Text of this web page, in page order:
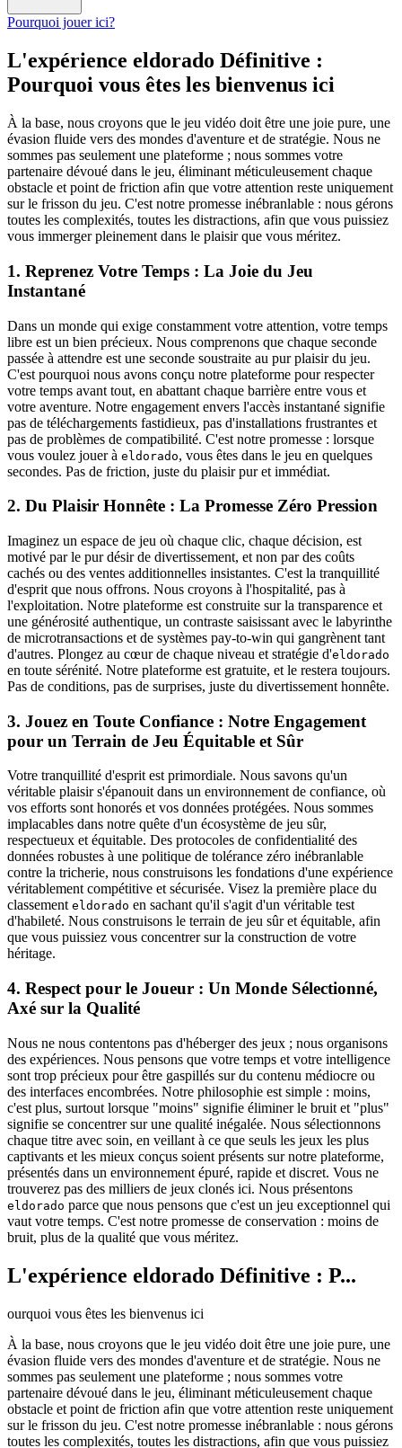
Pourquoi jouer ici?
L'expérience eldorado Définitive :
Pourquoi vous êtes les bienvenus ici
À la base, nous croyons que le jeu vidéo doit être une joie pure, une
évasion fluide vers des mondes d'aventure et de stratégie. Nous ne
sommes pas seulement une plateforme ; nous sommes votre
partenaire dévoué dans le jeu, éliminant méticuleusement chaque
obstacle et point de friction afin que votre attention reste uniquement
sur le frisson du jeu. C'est notre promesse inébranlable : nous gérons
toutes les complexités, toutes les distractions, afin que vous puissiez
vous immerger pleinement dans le plaisir que vous méritez.
1. Reprenez Votre Temps : La Joie du Jeu
Instantané
Dans un monde qui exige constamment votre attention, votre temps
libre est un bien précieux. Nous comprenons que chaque seconde
passée à attendre est une seconde soustraite au pur plaisir du jeu.
C'est pourquoi nous avons conçu notre plateforme pour respecter
votre temps avant tout, en abattant chaque barrière entre vous et
votre aventure. Notre engagement envers l'accès instantané signifie
pas de téléchargements fastidieux, pas d'installations frustrantes et
pas de problèmes de compatibilité. C'est notre promesse : lorsque
vous voulez jouer à eldorado, vous êtes dans le jeu en quelques
secondes. Pas de friction, juste du plaisir pur et immédiat.
2. Du Plaisir Honnête : La Promesse Zéro Pression
Imaginez un espace de jeu où chaque clic, chaque décision, est
motivé par le pur désir de divertissement, et non par des coûts
cachés ou des ventes additionnelles insistantes. C'est la tranquillité
d'esprit que nous offrons. Nous croyons à l'hospitalité, pas à
l'exploitation. Notre plateforme est construite sur la transparence et
une générosité authentique, un contraste saisissant avec le labyrinthe
de microtransactions et de systèmes pay-to-win qui gangrènent tant
d'autres. Plongez au cœur de chaque niveau et stratégie d'eldorado
en toute sérénité. Notre plateforme est gratuite, et le restera toujours.
Pas de conditions, pas de surprises, juste du divertissement honnête.
3. Jouez en Toute Confiance : Notre Engagement
pour un Terrain de Jeu Équitable et Sûr
Votre tranquillité d'esprit est primordiale. Nous savons qu'un
véritable plaisir s'épanouit dans un environnement de confiance, où
vos efforts sont honorés et vos données protégées. Nous sommes
implacables dans notre quête d'un écosystème de jeu sûr,
respectueux et équitable. Des protocoles de confidentialité des
données robustes à une politique de tolérance zéro inébranlable
contre la tricherie, nous construisons les fondations d'une expérience
véritablement compétitive et sécurisée. Visez la première place du
classement eldorado en sachant qu'il s'agit d'un véritable test
d'habileté. Nous construisons le terrain de jeu sûr et équitable, afin
que vous puissiez vous concentrer sur la construction de votre
héritage.
4. Respect pour le Joueur : Un Monde Sélectionné,
Axé sur la Qualité
Nous ne nous contentons pas d'héberger des jeux ; nous organisons
des expériences. Nous pensons que votre temps et votre intelligence
sont trop précieux pour être gaspillés sur du contenu médiocre ou
des interfaces encombrées. Notre philosophie est simple : moins,
c'est plus, surtout lorsque "moins" signifie éliminer le bruit et "plus"
signifie se concentrer sur une qualité inégalée. Nous sélectionnons
chaque titre avec soin, en veillant à ce que seuls les jeux les plus
captivants et les mieux conçus soient présents sur notre plateforme,
présentés dans un environnement épuré, rapide et discret. Vous ne
trouverez pas des milliers de jeux clonés ici. Nous présentons
eldorado parce que nous pensons que c'est un jeu exceptionnel qui
vaut votre temps. C'est notre promesse de conservation : moins de
bruit, plus de la qualité que vous méritez.
L'expérience eldorado Définitive : P...
ourquoi vous êtes les bienvenus ici
À la base, nous croyons que le jeu vidéo doit être une joie pure, une
évasion fluide vers des mondes d'aventure et de stratégie. Nous ne
sommes pas seulement une plateforme ; nous sommes votre
partenaire dévoué dans le jeu, éliminant méticuleusement chaque
obstacle et point de friction afin que votre attention reste uniquement
sur le frisson du jeu. C'est notre promesse inébranlable : nous gérons
toutes les complexités, toutes les distractions, afin que vous puissiez